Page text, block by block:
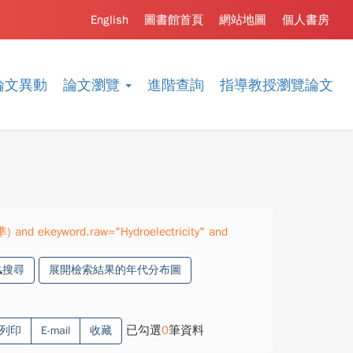
文異動 論文瀏覽 進階查詢 指導教授瀏覽論文
個人書房
網站地圖
圖書館首頁
English
and ekeyword.raw="Hydroelectricity" and
搜尋 展開檢索結果的年代分布圖
列印 E-mail 收藏 已勾選0筆資料